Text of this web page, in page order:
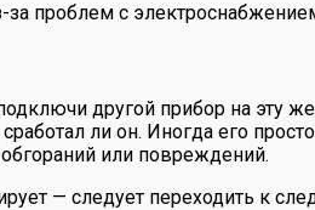
проблем с
другой прибор на эту
ли он. Иногда его
или повреждений.
— следует переходить к